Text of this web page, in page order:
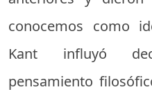
conocemos como
Kant influyó
pensamiento